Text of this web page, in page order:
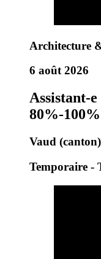
Architecture
6 août 2026
Assistant-
80%-100%
Vaud (canton)
Temporaire -